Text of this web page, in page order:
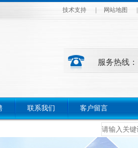
技术支持 网站地图
服务热线：
联系我们 客户留言